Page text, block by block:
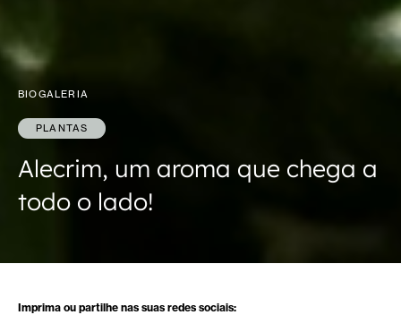
BIOGALERIA
PLANTAS
Alecrim, um aroma que chega a
todo o lado!
Imprima ou partilhe nas suas redes sociais: